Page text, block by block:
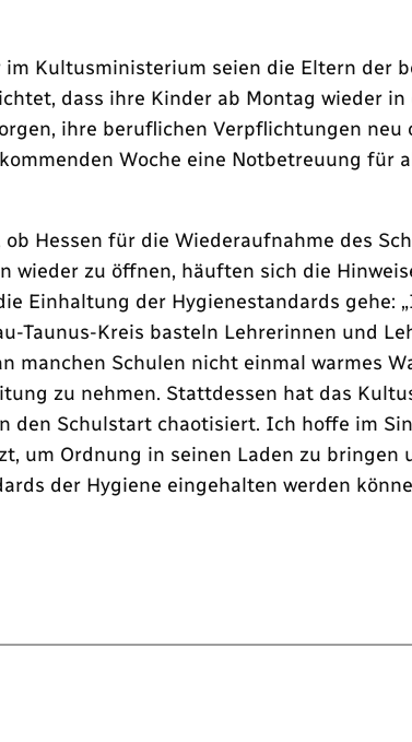
Kultusministerium seien die Eltern der
dass ihre Kinder ab Montag wieder
ihre beruflichen Verpflichtungen neu
Woche eine Notbetreuung für
Hessen für die Wiederaufnahme des
wieder zu öffnen, häuften sich die
Einhaltung der Hygienestandards
Taunus-Kreis basteln Lehrerinnen und
manchen Schulen nicht einmal warmes
zu nehmen. Stattdessen hat das
Schulstart chaotisiert. Ich hoffe im
um Ordnung in seinen Laden zu bringen
der Hygiene eingehalten werden